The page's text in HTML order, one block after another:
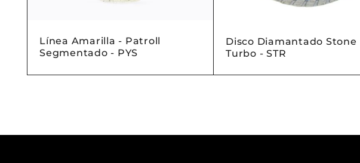
Línea Amarilla - Patroll
Segmentado - PYS
Disco Diamantado Stone
Turbo - STR